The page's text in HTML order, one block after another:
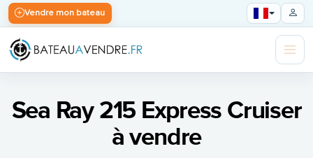
Vendre mon bateau
Sea Ray 215 Express Cruiser
à vendre